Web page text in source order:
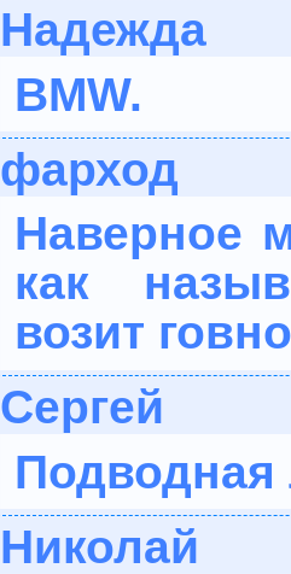
Надежда
BMW.
фарход
Наверное
как
возит
Сергей
Подводная
Николай